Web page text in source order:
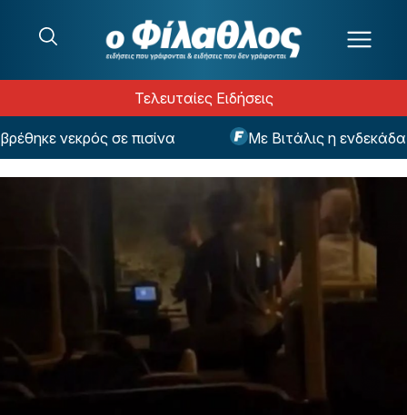
Τελευταίες Ειδήσεις
νεκρός σε πισίνα Με Βιτάλις η ενδεκάδα